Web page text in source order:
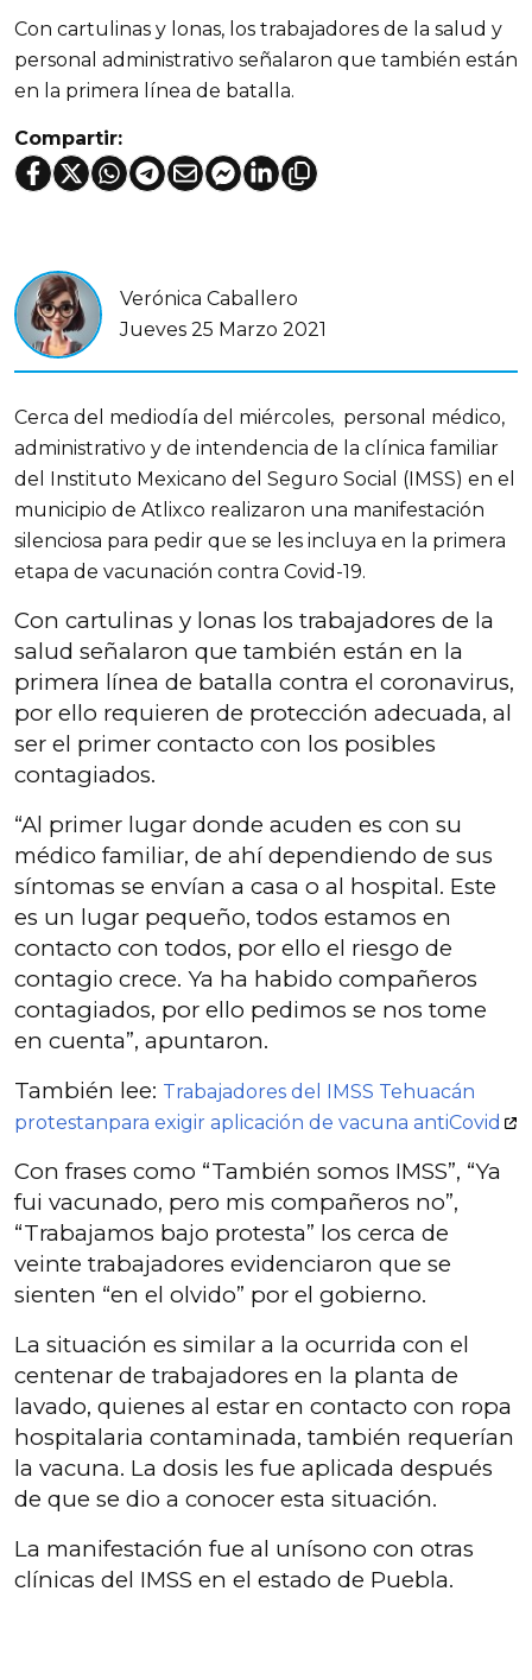
Con cartulinas y lonas, los trabajadores de la salud y
personal administrativo señalaron que también están
en la primera línea de batalla.
Compartir:
Verónica Caballero
Jueves 25 Marzo 2021
Cerca del mediodía del miércoles, personal médico,
administrativo y de intendencia de la clínica familiar
del Instituto Mexicano del Seguro Social (IMSS) en el
municipio de Atlixco realizaron una manifestación
silenciosa para pedir que se les incluya en la primera
etapa de vacunación contra Covid-19.
Con cartulinas y lonas los trabajadores de la
salud señalaron que también están en la
primera línea de batalla contra el coronavirus,
por ello requieren de protección adecuada, al
ser el primer contacto con los posibles
contagiados.
“Al primer lugar donde acuden es con su
médico familiar, de ahí dependiendo de sus
síntomas se envían a casa o al hospital. Este
es un lugar pequeño, todos estamos en
contacto con todos, por ello el riesgo de
contagio crece. Ya ha habido compañeros
contagiados, por ello pedimos se nos tome
en cuenta”, apuntaron.
También lee: Trabajadores del IMSS Tehuacán
protestanpara exigir aplicación de vacuna antiCovid
Con frases como “También somos IMSS”, “Ya
fui vacunado, pero mis compañeros no”,
“Trabajamos bajo protesta” los cerca de
veinte trabajadores evidenciaron que se
sienten “en el olvido” por el gobierno.
La situación es similar a la ocurrida con el
centenar de trabajadores en la planta de
lavado, quienes al estar en contacto con ropa
hospitalaria contaminada, también requerían
la vacuna. La dosis les fue aplicada después
de que se dio a conocer esta situación.
La manifestación fue al unísono con otras
clínicas del IMSS en el estado de Puebla.